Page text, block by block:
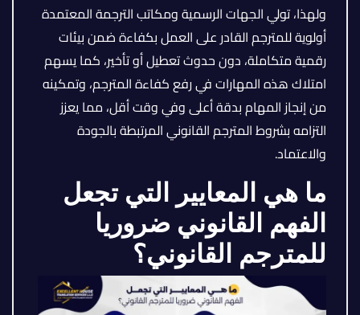
ولهذا، تولي الجهات الرسمية ومكاتب الترجمة المعتمدة
أولوية للمترجم القادر على العمل بكفاءة ضمن بيئات
رقمية متكاملة، دون حدوث تعطيل أو تأخير، كما يسهم
امتلاك هذه المهارات في رفع كفاءة المترجم، وتمكينه
من إنجاز المهام بدقة أعلى وفي وقت أقل، مما يعزز
التزامه بشروط المترجم القانوني المرتبطة بالجودة
والاعتماد.
ما هي المعايير التي تجعل
الفهم القانوني ضروريا
للمترجم القانوني؟